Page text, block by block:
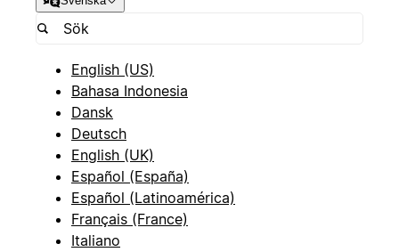
English (US)
Bahasa Indonesia
Dansk
Deutsch
English (UK)
Español (España)
Español (Latinoamérica)
Français (France)
Italiano